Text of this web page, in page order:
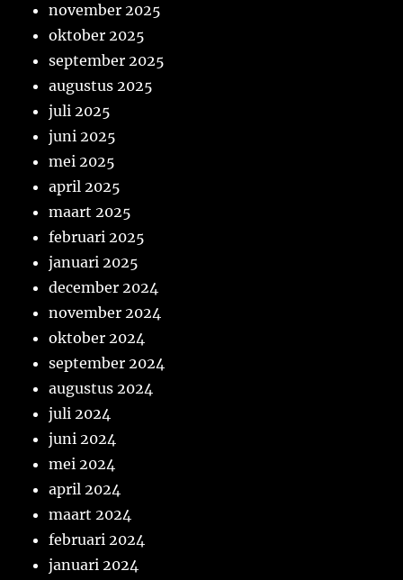
november 2025
oktober 2025
september 2025
augustus 2025
juli 2025
juni 2025
mei 2025
april 2025
maart 2025
februari 2025
januari 2025
december 2024
november 2024
oktober 2024
september 2024
augustus 2024
juli 2024
juni 2024
mei 2024
april 2024
maart 2024
februari 2024
januari 2024